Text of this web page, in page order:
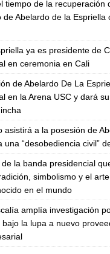
tiempo de la recuperación
de Abelardo de la Espriella
ya es presidente de
en ceremonia en Cali
de Abelardo De La
en la Arena USC y dará
asistirá a la posesión de
una “desobediencia civil”
la banda presidencial
simbolismo y el
en el mundo
amplía investigación
la lupa a nuevo